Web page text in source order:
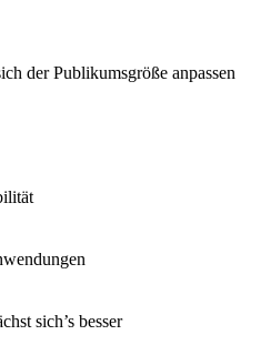
der Publikumsgröße anpassen
sich’s besser